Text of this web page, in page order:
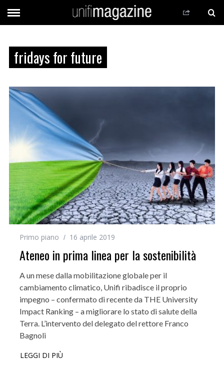
fridays for future
Primo piano 16 aprile 2019
Ateneo in prima linea per la sostenibilità
A un mese dalla mobilitazione globale per il
cambiamento climatico, Unifi ribadisce il proprio
impegno – confermato di recente da THE University
Impact Ranking – a migliorare lo stato di salute della
Terra. L’intervento del delegato del rettore Franco
Bagnoli
LEGGI DI PIÙ